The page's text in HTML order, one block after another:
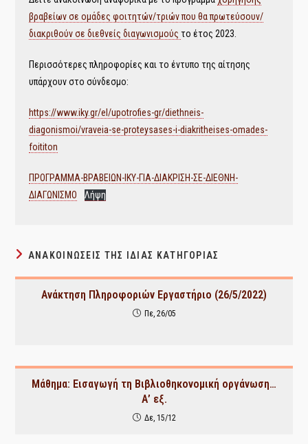
βραβείων σε ομάδες φοιτητών/τριών που θα πρωτεύσουν/
διακριθούν σε διεθνείς διαγωνισμούςτο έτος 2023.
Περισσότερες πληροφορίες και το έντυπο της αίτησης
υπάρχουν στο σύνδεσμο:
https://www.iky.gr/el/upotrofies-gr/diethneis-
diagonismoi/vraveia-se-proteysases-i-diakritheises-omades-
foititon
ΠΡΟΓΡΑΜΜΑ-ΒΡΑΒΕΙΩΝ-ΙΚΥ-ΓΙΑ-ΔΙΑΚΡΙΣΗ-ΣΕ-ΔΙΕΘΝΗ-
ΔΙΑΓΩΝΙΣΜΟ
Λήψη
ΑΝΑΚΟΙΝΏΣΕΙΣ ΤΗΣ ΊΔΙΑΣ ΚΑΤΗΓΟΡΊΑΣ
Ανάκτηση Πληροφοριών Εργαστήριο (26/5/2022)
Πε, 26/05
Μάθημα: Εισαγωγή τη Βιβλιοθηκονομική οργάνωση…
Α’ εξ.
Δε, 15/12